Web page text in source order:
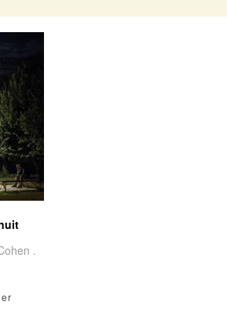
.